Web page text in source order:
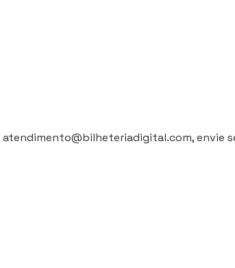
atendimento@bilheteriadigital.com, envie